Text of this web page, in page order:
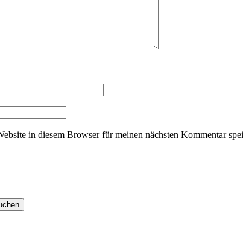
in diesem Browser für meinen nächsten Kommentar